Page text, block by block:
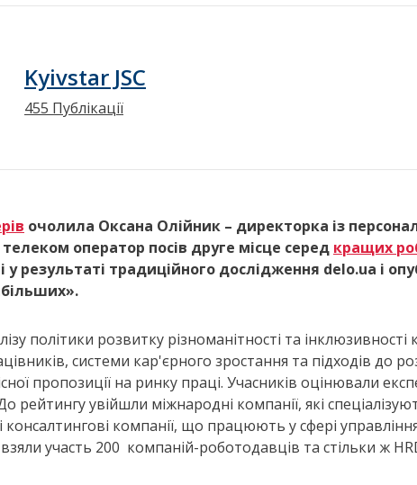
Kyivstar JSC
455 Публікації
очолила Оксана Олійник – директорка із
телеком оператор посів друге місце серед кращих
урезультаті традиційного дослідження delo.ua і
політики розвитку різноманітності та інклюзивності
системи кар'єрного зростання та підходів до
пропозиції на ринку праці. Учасників оцінювали
рейтингу увійшли міжнародні компанії, які
консалтингові компанії, що працюють у сфері
участь 200 компаній-роботодавців та стільки ж